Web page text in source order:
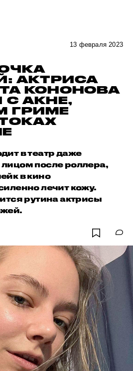
13 февраля 2023
АКТРИСА
КОНОНОВА
АКНЕ,
ГРИМЕ
в театр даже
после роллера,
в кино
лечит кожу.
рутина актрисы